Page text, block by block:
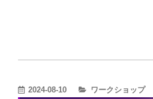
2024-08-10
カ
ワークショップ